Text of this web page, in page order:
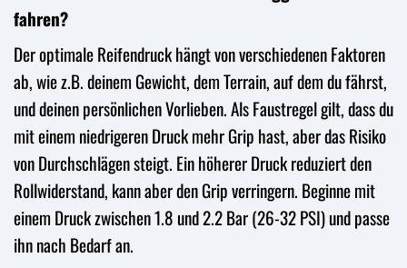
fahren?
Der optimale Reifendruck hängt von verschiedenen Faktoren
ab, wie z.B. deinem Gewicht, dem Terrain, auf dem du fährst,
und deinen persönlichen Vorlieben. Als Faustregel gilt, dass du
mit einem niedrigeren Druck mehr Grip hast, aber das Risiko
von Durchschlägen steigt. Ein höherer Druck reduziert den
Rollwiderstand, kann aber den Grip verringern. Beginne mit
einem Druck zwischen 1.8 und 2.2 Bar (26-32 PSI) und passe
ihn nach Bedarf an.